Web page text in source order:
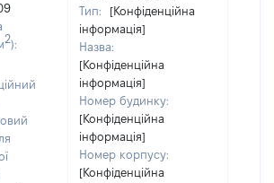
2):
Тип:
[Конфіденційна
інформація]
Назва:
[Конфіденційна
інформація]
Номер будинку:
[Конфіденційна
інформація]
Номер корпусу:
[Конфіденційна